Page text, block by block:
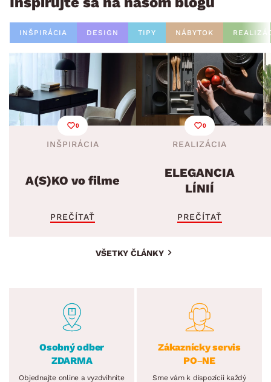
INŠPIRÁCIA DESIGN TIPY NÁBYTOK
0
INŠPIRÁCIA
A(S)KO vo filme
PREČÍTAŤ
0
REALIZÁCIA
ELEGANCIA
LÍNIÍ
PREČÍTAŤ
VŠETKY ČLÁNKY
Osobný odber
ZDARMA
Objednajte online a vyzdvihnite
Zákaznícky servis
PO–NE
Sme vám k dispozícii každý